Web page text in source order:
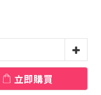
立即購買